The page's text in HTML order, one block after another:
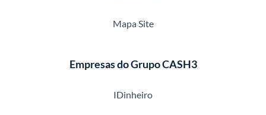
Mapa Site
Empresas do Grupo CASH3
IDinheiro